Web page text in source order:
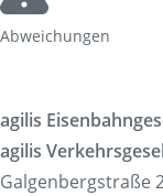
Abweichungen
agilis
agilis
Galgenbergstraße